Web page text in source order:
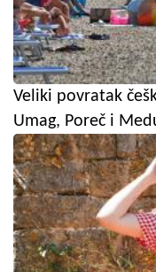
Veliki povratak
Umag, Poreč i